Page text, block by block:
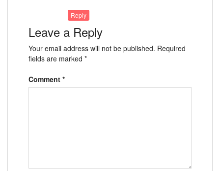
Reply
Leave a Reply
Your email address will not be published. Required
fields are marked *
Comment *